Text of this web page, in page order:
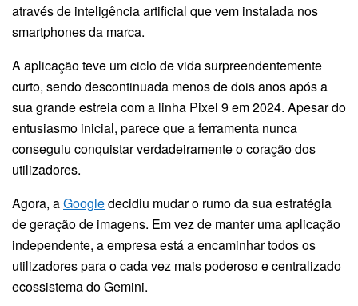
através de inteligência artificial que vem instalada nos
smartphones da marca.
A aplicação teve um ciclo de vida surpreendentemente
curto, sendo descontinuada menos de dois anos após a
sua grande estreia com a linha Pixel 9 em 2024. Apesar do
entusiasmo inicial, parece que a ferramenta nunca
conseguiu conquistar verdadeiramente o coração dos
utilizadores.
Agora, aGoogledecidiu mudar o rumo da sua estratégia
de geração de imagens. Em vez de manter uma aplicação
independente, a empresa está a encaminhar todos os
utilizadores para o cada vez mais poderoso e centralizado
ecossistema do Gemini.